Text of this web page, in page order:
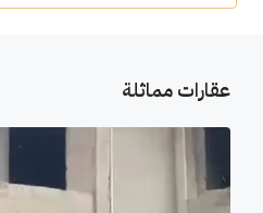
عقارات مماثلة